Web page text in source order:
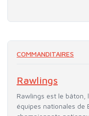
COMMANDITAIRES
Rawlings
Rawlings est le bâton,
équipes nationales de